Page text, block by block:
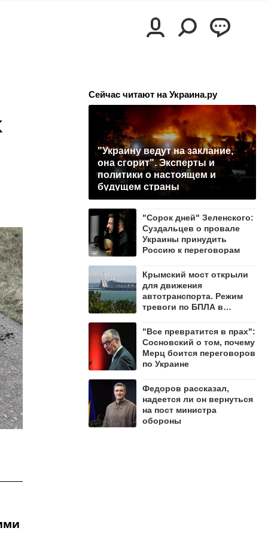
Сейчас читают на Украина.ру
"Украину ведут на заклание,
она сгорит". Эксперты и
политики о настоящем и
будущем страны
"Сорок дней" Зеленского:
Суздальцев о провале
Украины принудить
Россию к переговорам
Крымский мост открыли
для движения
автотранспорта. Режим
тревоги по БПЛА в
"Все превратится в прах":
Сосновский о том, почему
Мерц боится переговоров
по Украине
Федоров рассказал,
надеется ли он вернуться
на пост министра
обороны